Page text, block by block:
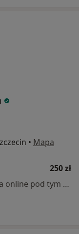
• Mapa
250 zł
Specjalista nie oferuje umawiania online pod tym adresem.